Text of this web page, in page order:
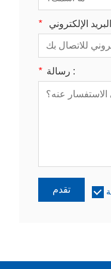
*
* رسالة :
تقدم